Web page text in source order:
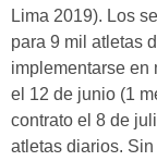
Lima 2019). Los
para 9 mil atletas
implementarse en
el 12 de junio (1
contrato el 8 de
atletas diarios.